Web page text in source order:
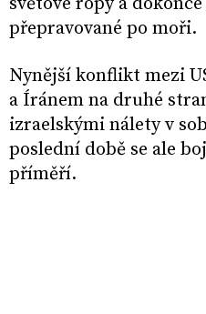
přepravované po moři.
Nynější konflikt mezi
a Íránem na druhé
izraelskými nálety v
poslední době se ale
příměří.